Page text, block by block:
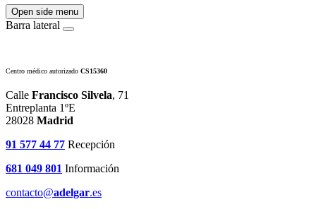
Open side menu
Barra lateral
Centro médico autorizado CS15360
Calle Francisco Silvela, 71
Entreplanta 1ºE
28028 Madrid
91 577 44 77 Recepción
681 049 801 Información
contacto@adelgar.es